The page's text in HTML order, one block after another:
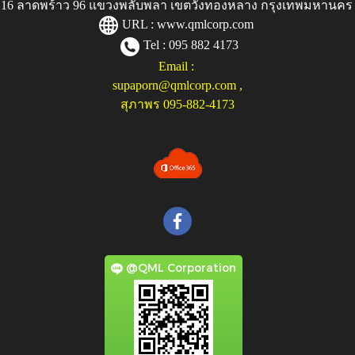
ลาดพร้าว 96 แขวงพลับพลา เขตวังทองหลาง กรุงเทพมหานคร
URL : www.qmlcorp.com
Tel : 095 882 4173
Email :
supaporn@qmlcorp.com ,
สุภาพร 095-882-4173
@QML Corporation